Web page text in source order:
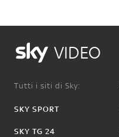
VIDEO
Tutti i siti di Sky:
SKY SPORT
SKY TG 24